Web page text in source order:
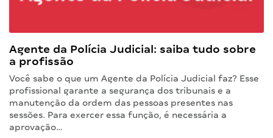
Agente da Polícia Judicial: saiba tudo sobre
a profissão
Você sabe o que um Agente da Polícia Judicial faz? Esse
profissional garante a segurança dos tribunais e a
manutenção da ordem das pessoas presentes nas
sessões. Para exercer essa função, é necessária a
aprovação…